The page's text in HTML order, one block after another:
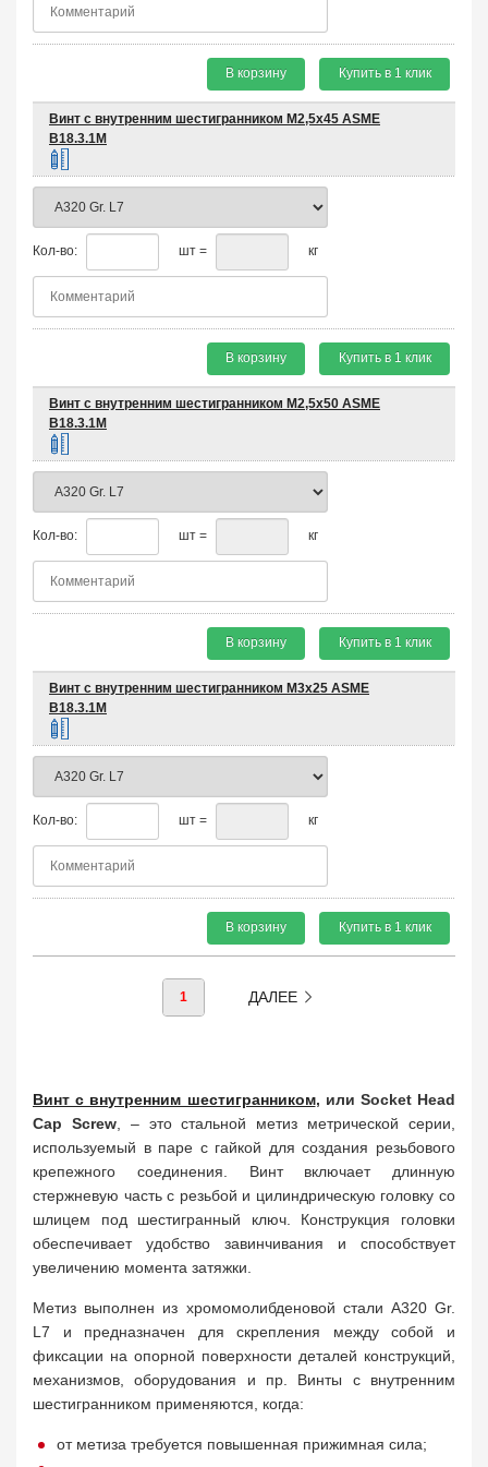
В корзину Купить в 1 клик
Винт с внутренним шестигранником М2,5х45 ASME
B18.3.1M
Кол-во: шт = кг
В корзину Купить в 1 клик
Винт с внутренним шестигранником М2,5х50 ASME
B18.3.1M
Кол-во: шт = кг
В корзину Купить в 1 клик
Винт с внутренним шестигранником М3х25 ASME
B18.3.1M
Кол-во: шт = кг
В корзину Купить в 1 клик
1 ДАЛЕЕ
Винт с внутренним шестигранником, или Socket Head
Cap Screw, – это стальной метиз метрической серии,
используемый в паре с гайкой для создания резьбового
крепежного соединения. Винт включает длинную
стержневую часть с резьбой и цилиндрическую головку со
шлицем под шестигранный ключ. Конструкция головки
обеспечивает удобство завинчивания и способствует
увеличению момента затяжки.
Метиз выполнен из хромомолибденовой стали A320 Gr.
L7 и предназначен для скрепления между собой и
фиксации на опорной поверхности деталей конструкций,
механизмов, оборудования и пр. Винты с внутренним
шестигранником применяются, когда:
от метиза требуется повышенная прижимная сила;